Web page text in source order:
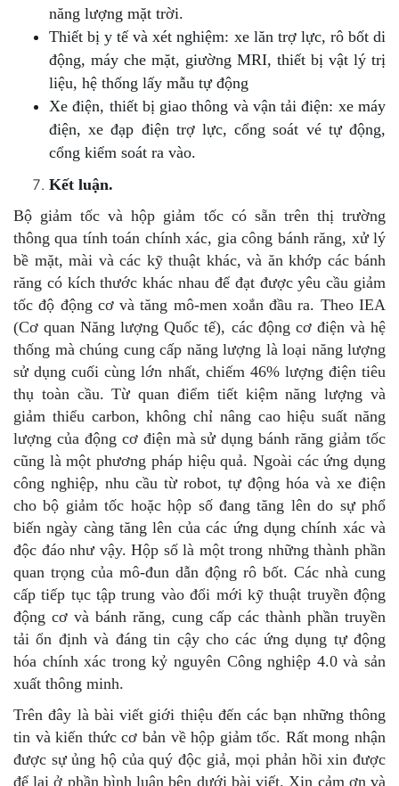
năng lượng mặt trời.
Thiết bị y tế và xét nghiệm: xe lăn trợ lực, rô bốt di
động, máy che mặt, giường MRI, thiết bị vật lý trị
liệu, hệ thống lấy mẫu tự động
Xe điện, thiết bị giao thông và vận tải điện: xe máy
điện, xe đạp điện trợ lực, cổng soát vé tự động,
cổng kiểm soát ra vào.
Kết luận.
Bộ giảm tốc và hộp giảm tốc có sẵn trên thị trường
thông qua tính toán chính xác, gia công bánh răng, xử lý
bề mặt, mài và các kỹ thuật khác, và ăn khớp các bánh
răng có kích thước khác nhau để đạt được yêu cầu giảm
tốc độ động cơ và tăng mô-men xoắn đầu ra. Theo IEA
(Cơ quan Năng lượng Quốc tế), các động cơ điện và hệ
thống mà chúng cung cấp năng lượng là loại năng lượng
sử dụng cuối cùng lớn nhất, chiếm 46% lượng điện tiêu
thụ toàn cầu. Từ quan điểm tiết kiệm năng lượng và
giảm thiểu carbon, không chỉ nâng cao hiệu suất năng
lượng của động cơ điện mà sử dụng bánh răng giảm tốc
cũng là một phương pháp hiệu quả. Ngoài các ứng dụng
công nghiệp, nhu cầu từ robot, tự động hóa và xe điện
cho bộ giảm tốc hoặc hộp số đang tăng lên do sự phổ
biến ngày càng tăng lên của các ứng dụng chính xác và
độc đáo như vậy. Hộp số là một trong những thành phần
quan trọng của mô-đun dẫn động rô bốt. Các nhà cung
cấp tiếp tục tập trung vào đổi mới kỹ thuật truyền động
động cơ và bánh răng, cung cấp các thành phần truyền
tải ổn định và đáng tin cậy cho các ứng dụng tự động
hóa chính xác trong kỷ nguyên Công nghiệp 4.0 và sản
xuất thông minh.
Trên đây là bài viết giới thiệu đến các bạn những thông
tin và kiến thức cơ bản về hộp giảm tốc. Rất mong nhận
được sự ủng hộ của quý độc giả, mọi phản hồi xin được
để lại ở phần bình luận bên dưới bài viết. Xin cảm ơn và